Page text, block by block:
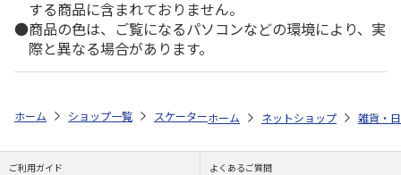
する商品に含まれておりません。
商品の色は、ご覧になるパソコンなどの環境により、実
際と異なる場合があります。
ホーム ショップ一覧 スケーター スクエアストローボトル M くまの
ホーム ネットショップ 雑貨・
ご利用ガイド よくあるご質問